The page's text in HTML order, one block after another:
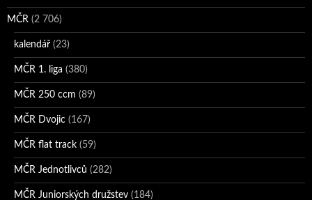
MČR (2 706)
kalendář (23)
MČR 1. liga (380)
MČR 250 ccm (89)
MČR Dvojic (167)
MČR flat track (59)
MČR Jednotlivců (282)
MČR Juniorských družstev (184)